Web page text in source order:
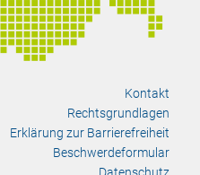
Kontakt
Rechtsgrundlagen
Erklärung zur Barrierefreiheit
Beschwerdeformular
Datenschutz